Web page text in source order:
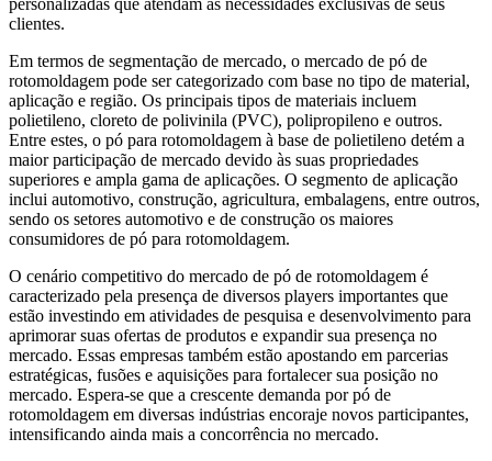
personalizadas que atendam às necessidades exclusivas de seus
clientes.
Em termos de segmentação de mercado, o mercado de pó de
rotomoldagem pode ser categorizado com base no tipo de material,
aplicação e região. Os principais tipos de materiais incluem
polietileno, cloreto de polivinila (PVC), polipropileno e outros.
Entre estes, o pó para rotomoldagem à base de polietileno detém a
maior participação de mercado devido às suas propriedades
superiores e ampla gama de aplicações. O segmento de aplicação
inclui automotivo, construção, agricultura, embalagens, entre outros,
sendo os setores automotivo e de construção os maiores
consumidores de pó para rotomoldagem.
O cenário competitivo do mercado de pó de rotomoldagem é
caracterizado pela presença de diversos players importantes que
estão investindo em atividades de pesquisa e desenvolvimento para
aprimorar suas ofertas de produtos e expandir sua presença no
mercado. Essas empresas também estão apostando em parcerias
estratégicas, fusões e aquisições para fortalecer sua posição no
mercado. Espera-se que a crescente demanda por pó de
rotomoldagem em diversas indústrias encoraje novos participantes,
intensificando ainda mais a concorrência no mercado.